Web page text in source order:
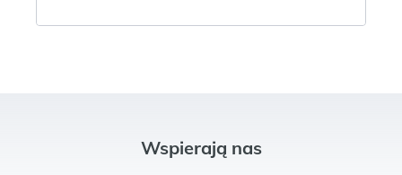
Wspierają nas